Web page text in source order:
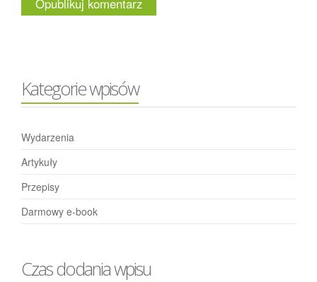
Kategorie wpisów
Wydarzenia
Artykuły
Przepisy
Darmowy e-book
Czas dodania wpisu